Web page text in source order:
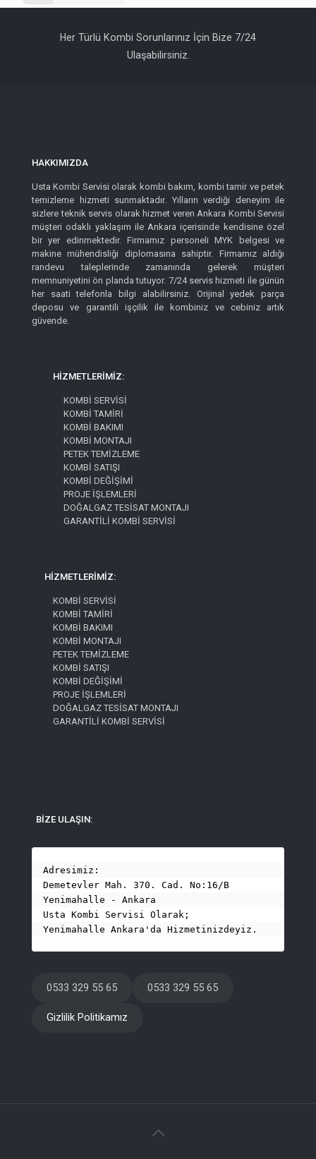
Her Türlü Kombi Sorunlarınız İçin Bize 7/24
Ulaşabilirsiniz.
HAKKIMIZDA
Usta Kombi Servisi olarak kombi bakım, kombi tamir ve petek
temizleme hizmeti sunmaktadır. Yılların verdiği deneyim ile
sizlere teknik servis olarak hizmet veren Ankara Kombi Servisi
müşteri odaklı yaklaşım ile Ankara içerisinde kendisine özel
bir yer edinmektedir. Firmamız personeli MYK belgesi ve
makine mühendisliği diplomasına sahiptir. Firmamız aldığı
randevu taleplerinde zamanında gelerek müşteri
memnuniyetini ön planda tutuyor. 7/24 servis hizmeti ile günün
her saati telefonla bilgi alabilirsiniz. Orijinal yedek parça
deposu ve garantili işçilik ile kombiniz ve cebiniz artık
güvende.
HİZMETLERİMİZ:
KOMBİ SERVİSİ
KOMBİ TAMİRİ
KOMBİ BAKIMI
KOMBİ MONTAJI
PETEK TEMİZLEME
KOMBİ SATIŞI
KOMBİ DEĞİŞİMİ
PROJE İŞLEMLERİ
DOĞALGAZ TESİSAT MONTAJI
GARANTİLİ KOMBİ SERVİSİ
HİZMETLERİMİZ:
KOMBİ SERVİSİ
KOMBİ TAMİRİ
KOMBİ BAKIMI
KOMBİ MONTAJI
PETEK TEMİZLEME
KOMBİ SATIŞI
KOMBİ DEĞİŞİMİ
PROJE İŞLEMLERİ
DOĞALGAZ TESİSAT MONTAJI
GARANTİLİ KOMBİ SERVİSİ
BİZE ULAŞIN:
Adresimiz:
Demetevler Mah. 370. Cad. No:16/B
Yenimahalle - Ankara
Usta Kombi Servisi Olarak;
Yenimahalle Ankara'da Hizmetinizdeyiz.
0533 329 55 65 0533 329 55 65
Gizlilik Politikamız